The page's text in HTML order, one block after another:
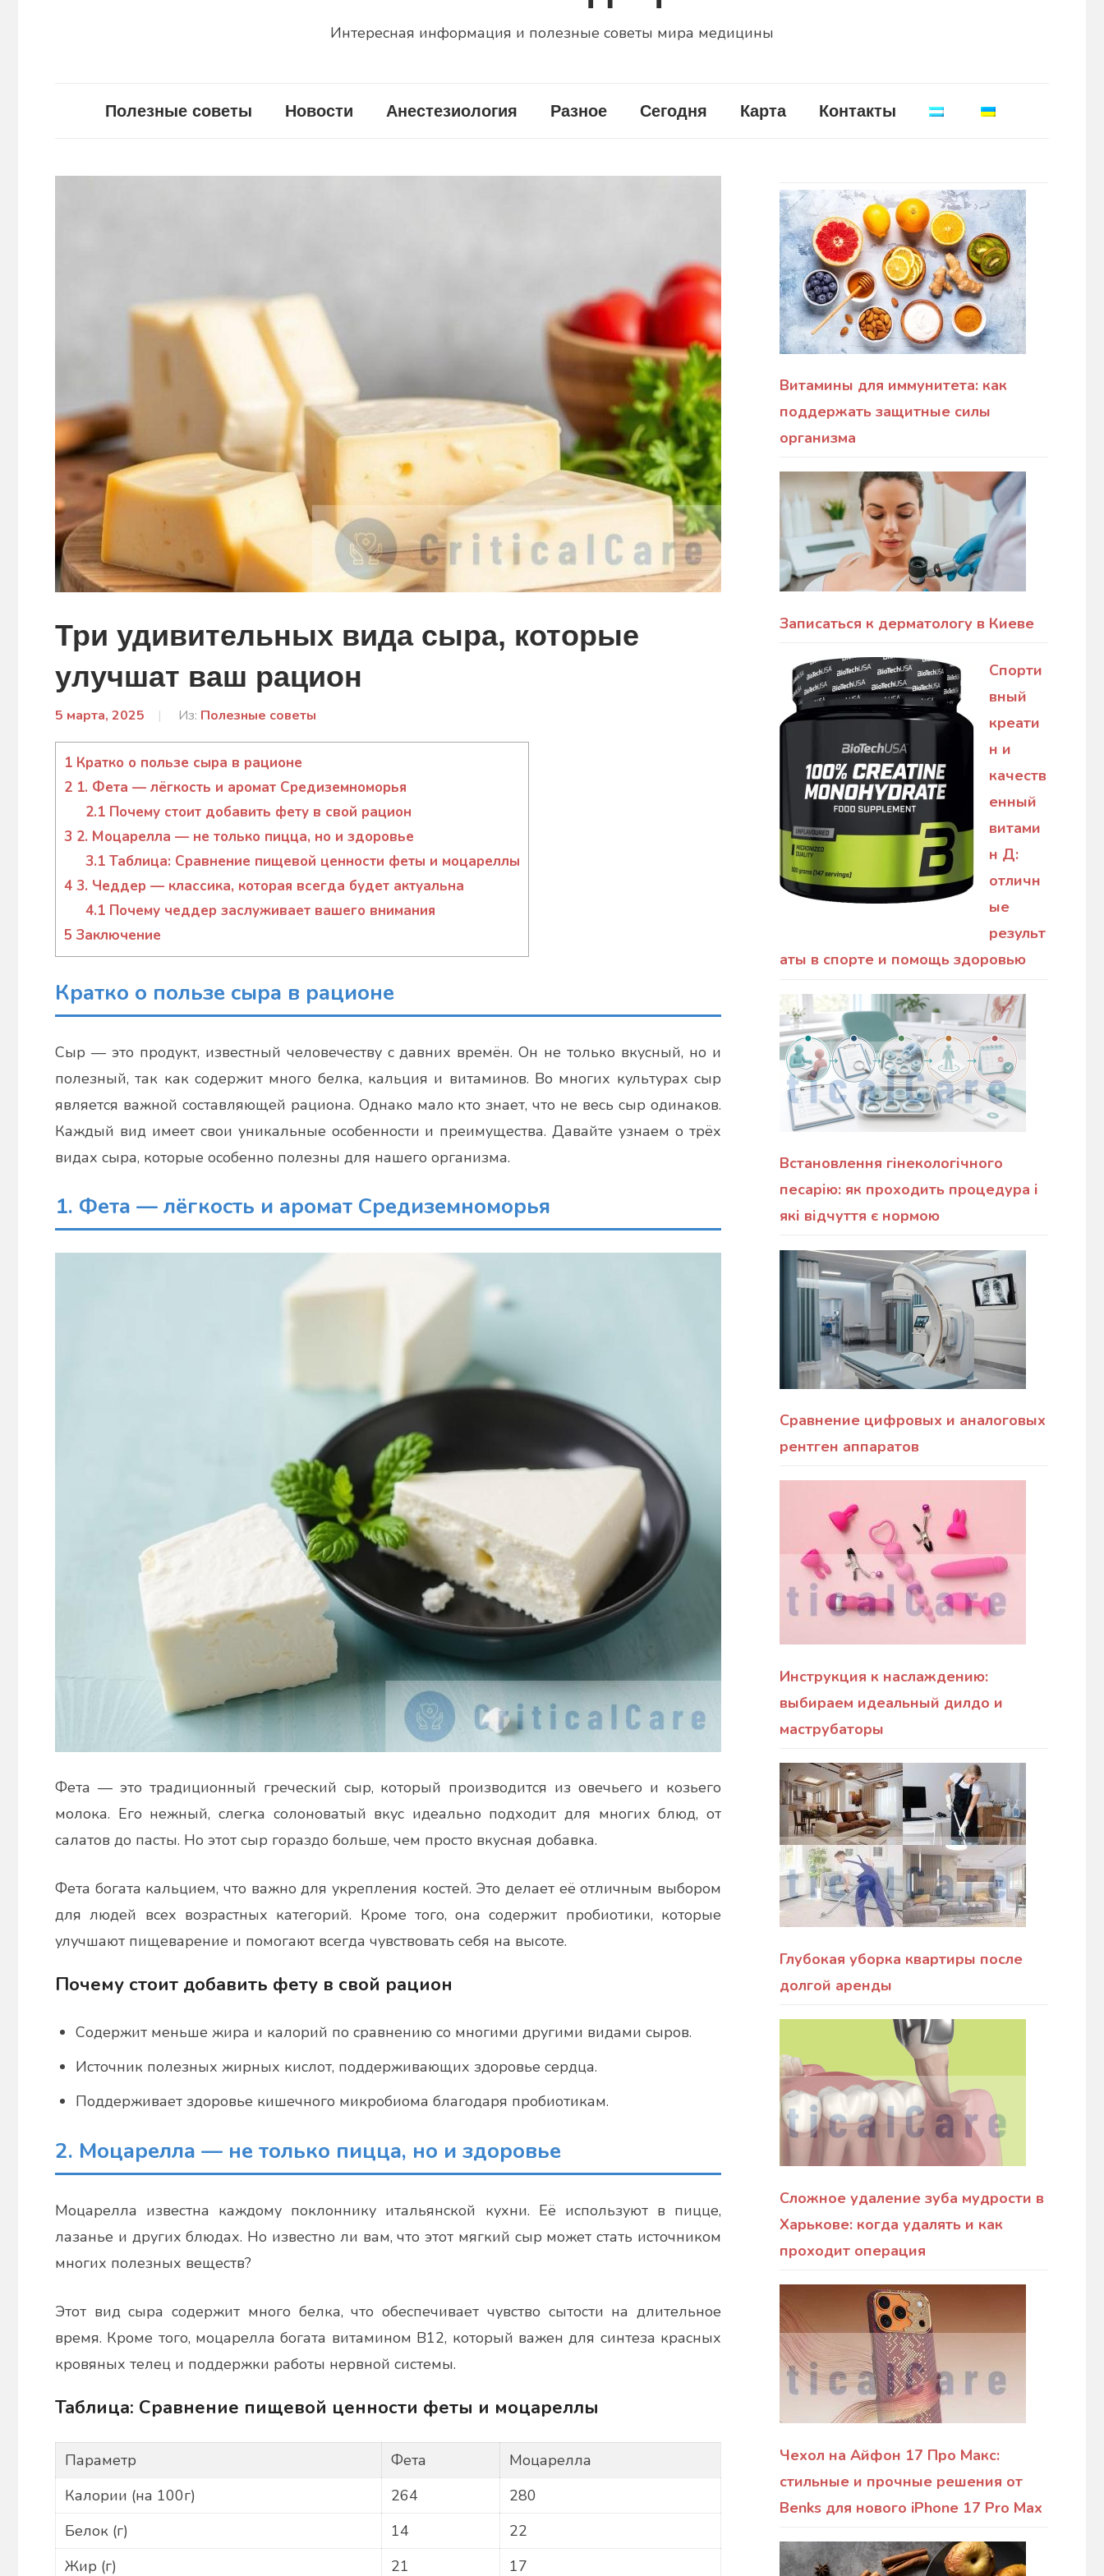
Интересная информация и полезные советы мира медицины
Полезные советы Новости Анестезиология Разное Сегодня Карта Контакты
Три удивительных вида сыра, которые
улучшат ваш рацион
5 марта, 2025
От:
admin
Из: Полезные советы
1 Кратко о пользе сыра в рационе
2 1. Фета — лёгкость и аромат Средиземноморья
2.1Почему стоит добавить фету в свой рацион
3 2. Моцарелла — не только пицца, но и здоровье
3.1Таблица: Сравнение пищевой ценности феты и моцареллы
4 3. Чеддер — классика, которая всегда будет актуальна
4.1Почему чеддер заслуживает вашего внимания
5 Заключение
Кратко о пользе сыра в рационе
Сыр — это продукт, известный человечеству с давних времён. Он не только вкусный, но и
полезный, так как содержит много белка, кальция и витаминов. Во многих культурах сыр
является важной составляющей рациона. Однако мало кто знает, что не весь сыр одинаков.
Каждый вид имеет свои уникальные особенности и преимущества. Давайте узнаем о трёх
видах сыра, которые особенно полезны для нашего организма.
1. Фета — лёгкость и аромат Средиземноморья
Фета — это традиционный греческий сыр, который производится из овечьего и козьего
молока. Его нежный, слегка солоноватый вкус идеально подходит для многих блюд, от
салатов до пасты. Но этот сыр гораздо больше, чем просто вкусная добавка.
Фета богата кальцием, что важно для укрепления костей. Это делает её отличным выбором
для людей всех возрастных категорий. Кроме того, она содержит пробиотики, которые
улучшают пищеварение и помогают всегда чувствовать себя на высоте.
Почему стоит добавить фету в свой рацион
Содержит меньше жира и калорий по сравнению со многими другими видами сыров.
Источник полезных жирных кислот, поддерживающих здоровье сердца.
Поддерживает здоровье кишечного микробиома благодаря пробиотикам.
2. Моцарелла — не только пицца, но и здоровье
Моцарелла известна каждому поклоннику итальянской кухни. Её используют в пицце,
лазанье и других блюдах. Но известно ли вам, что этот мягкий сыр может стать источником
многих полезных веществ?
Этот вид сыра содержит много белка, что обеспечивает чувство сытости на длительное
время. Кроме того, моцарелла богата витамином В12, который важен для синтеза красных
кровяных телец и поддержки работы нервной системы.
Таблица: Сравнение пищевой ценности феты и моцареллы
Параметр Фета
Моцарелла
Калории (на 100г)
264
280
Белок (г)
14
22
Жир (г)
21 17
Витамины для иммунитета: как
поддержать защитные силы
организма
Записаться к дерматологу в Киеве
Спорти
вный
креати
н и
качеств
енный
витами
н Д:
отличн
ые
результ
аты в спорте и помощь здоровью
Встановлення гінекологічного
песарію: як проходить процедура і
які відчуття є нормою
Сравнение цифровых и аналоговых
рентген аппаратов
Инструкция к наслаждению:
выбираем идеальный дилдо и
маструбаторы
Глубокая уборка квартиры после
долгой аренды
Сложное удаление зуба мудрости в
Харькове: когда удалять и как
проходит операция
Чехол на Айфон 17 Про Макс:
стильные и прочные решения от
Benks для нового iPhone 17 Pro Max